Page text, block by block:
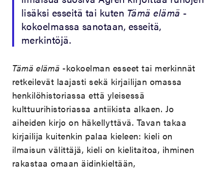
lisäksi esseitä tai kuten Tämä elämä -
kokoelmassa sanotaan, esseitä,
merkintöjä.
Tämä elämä -kokoelman esseet tai merkinnät
retkeilevät laajasti sekä kirjailijan omassa
henkilöhistoriassa että yleisessä
kulttuurihistoriassa antiikista alkaen. Jo
aiheiden kirjo on häkellyttävä. Tavan takaa
kirjailija kuitenkin palaa kieleen: kieli on
ilmaisun välittäjä, kieli on kielitaitoa, ihminen
rakastaa omaan äidinkieltään,